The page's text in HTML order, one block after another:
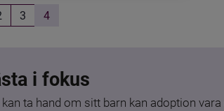
3 4
i fokus
ta hand om sitt barn kan adoption